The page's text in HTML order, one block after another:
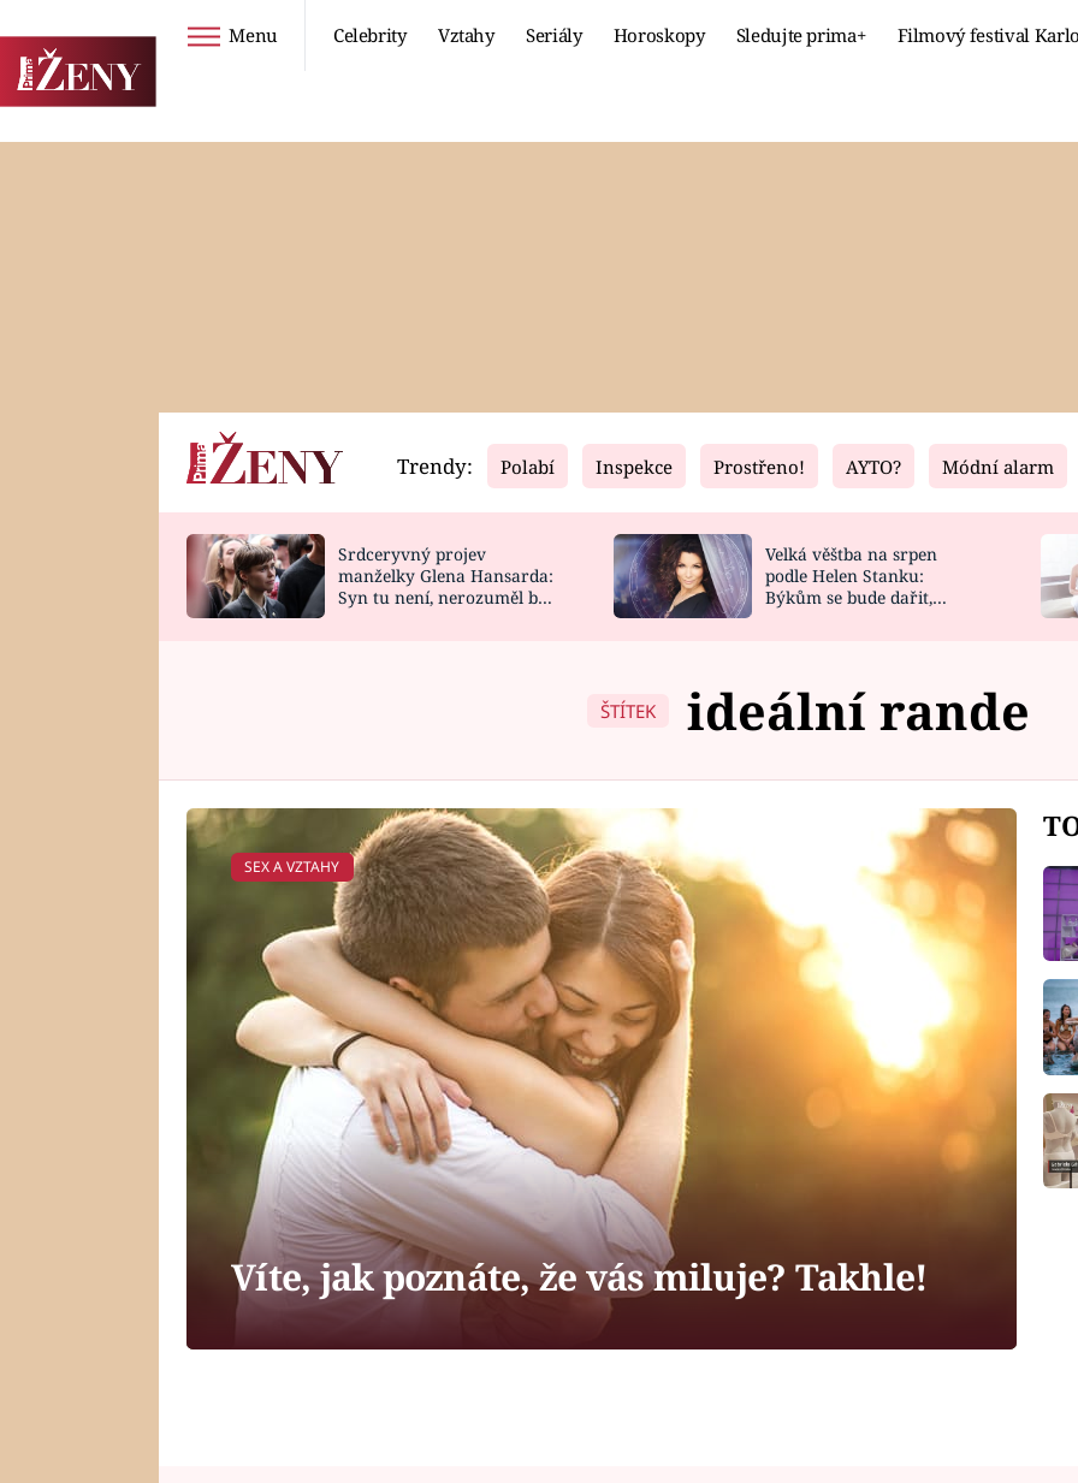
Menu Celebrity Vztahy Seriály Horoskopy Sledujte prima+ Filmový festival
Horoskopy
HOROSKOP NA
Video
CELEBRITY
VAŘENÍ
Fresh
NOVINKY
VIDEORECEPTY
Living
DESIGN
Trendy: Polabí Inspekce Prostřeno! AYTO? Módní alarm
Srdceryvný projev
manželky Glena Hansarda:
Syn tu není, nerozuměl by
Velká věštba na srpen
podle Helen Stanku:
Býkům se bude dařit,
ŠTÍTEK ideální rande
SEX A VZTAHY
Víte, jak poznáte, že vás miluje? Takhle!